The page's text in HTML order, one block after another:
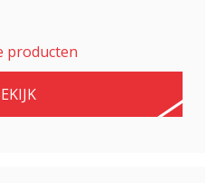
1.704,25.
producten